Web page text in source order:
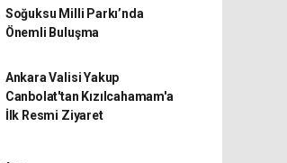
Soğuksu Milli Parkı’nda
Önemli Buluşma
Ankara Valisi Yakup
Canbolat'tan Kızılcahamam'a
İlk Resmi Ziyaret